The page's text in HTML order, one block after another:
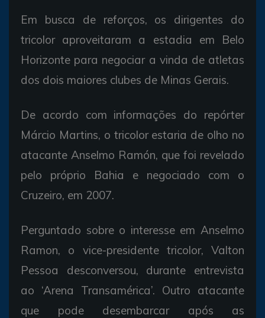
Em busca de reforços, os dirigentes do
tricolor aproveitaram a estadia em Belo
Horizonte para negociar a vinda de atletas
dos dois maiores clubes de Minas Gerais.
De acordo com informações do repórter
Márcio Martins, o tricolor estaria de olho no
atacante Anselmo Ramón, que foi revelado
pelo próprio Bahia e negociado com o
Cruzeiro, em 2007.
Perguntado sobre o interesse em Anselmo
Ramon, o vice-presidente tricolor, Valton
Pessoa desconversou, durante entrevista
ao ‘Arena Transamérica’. Outro atacante
que pode desembarcar após as